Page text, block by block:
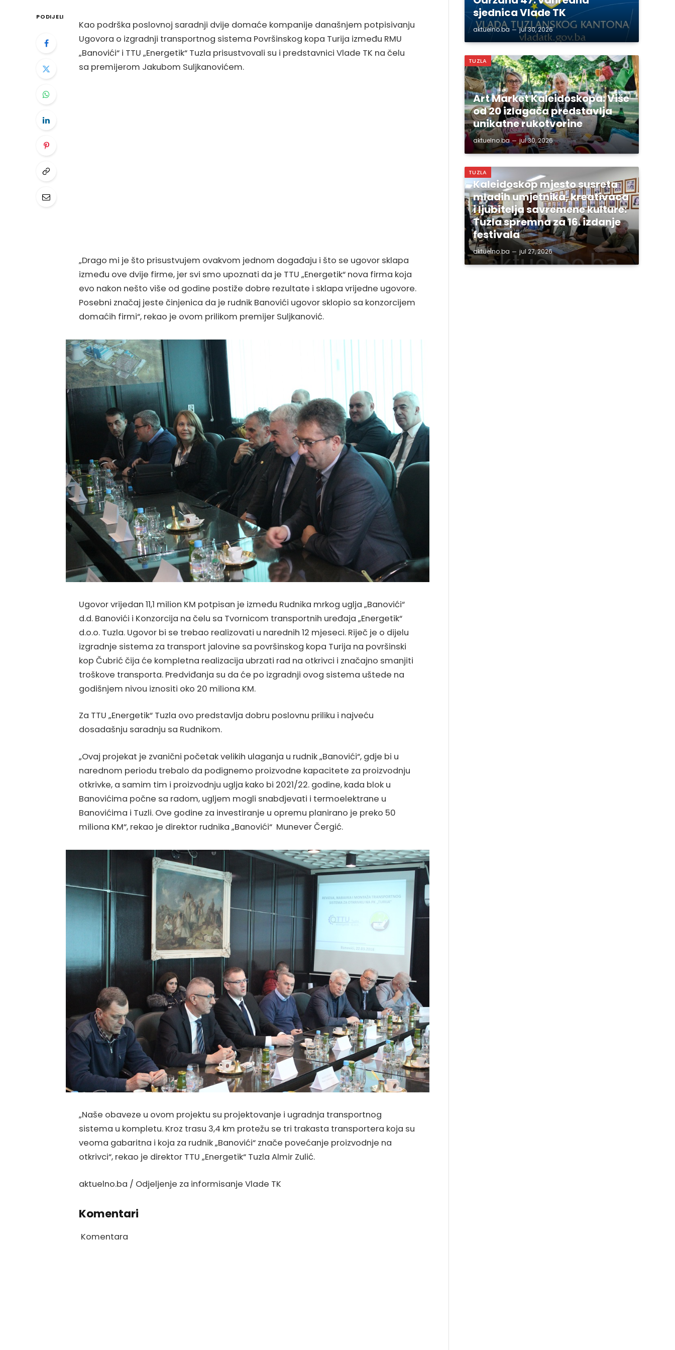
PODIJELI
Kao podrška poslovnoj saradnji dvije domaće kompanije današnjem potpisivanju
Ugovora o izgradnji transportnog sistema Površinskog kopa Turija između RMU
„Banovići“ i TTU „Energetik“ Tuzla prisustvovali su i predstavnici Vlade TK na čelu
sa premijerom Jakubom Suljkanovićem.
„Drago mi je što prisustvujem ovakvom jednom događaju i što se ugovor sklapa
između ove dvije firme, jer svi smo upoznati da je TTU „Energetik“ nova firma koja
evo nakon nešto više od godine postiže dobre rezultate i sklapa vrijedne ugovore.
Posebni značaj jeste činjenica da je rudnik Banovići ugovor sklopio sa konzorcijem
domaćih firmi“, rekao je ovom prilikom premijer Suljkanović.
Ugovor vrijedan 11,1 milion KM potpisan je između Rudnika mrkog uglja „Banovići“
d.d. Banovići i Konzorcija na čelu sa Tvornicom transportnih uređaja „Energetik“
d.o.o. Tuzla. Ugovor bi se trebao realizovati u narednih 12 mjeseci. Riječ je o dijelu
izgradnje sistema za transport jalovine sa površinskog kopa Turija na površinski
kop Čubrić čija će kompletna realizacija ubrzati rad na otkrivci i značajno smanjiti
troškove transporta. Predviđanja su da će po izgradnji ovog sistema uštede na
godišnjem nivou iznositi oko 20 miliona KM.
Za TTU „Energetik“ Tuzla ovo predstavlja dobru poslovnu priliku i najveću
dosadašnju saradnju sa Rudnikom.
„Ovaj projekat je zvanični početak velikih ulaganja u rudnik „Banovići“, gdje bi u
narednom periodu trebalo da podignemo proizvodne kapacitete za proizvodnju
otkrivke, a samim tim i proizvodnju uglja kako bi 2021/22. godine, kada blok u
Banovićima počne sa radom, ugljem mogli snabdjevati i termoelektrane u
Banovićima i Tuzli. Ove godine za investiranje u opremu planirano je preko 50
miliona KM“, rekao je direktor rudnika „Banovići“ Munever Čergić.
„Naše obaveze u ovom projektu su projektovanje i ugradnja transportnog
sistema u kompletu. Kroz trasu 3,4 km protežu se tri trakasta transportera koja su
veoma gabaritna i koja za rudnik „Banovići“ znače povećanje proizvodnje na
otkrivci“, rekao je direktor TTU „Energetik“ Tuzla Almir Zulić.
aktuelno.ba / Odjeljenje za informisanje Vlade TK
Komentari
Komentara
sjednica Vlade TK
aktuelno.ba jul 30, 2026
TUZLA
Art Market Kaleidoskopa: Više
od 20 izlagača predstavlja
unikatne rukotvorine
aktuelno.ba jul 30, 2026
TUZLA
Kaleidoskop mjesto susreta
mladih umjetnika, kreativaca
i ljubitelja savremene kulture:
Tuzla spremna za 16. izdanje
festivala
aktuelno.ba jul 27, 2026